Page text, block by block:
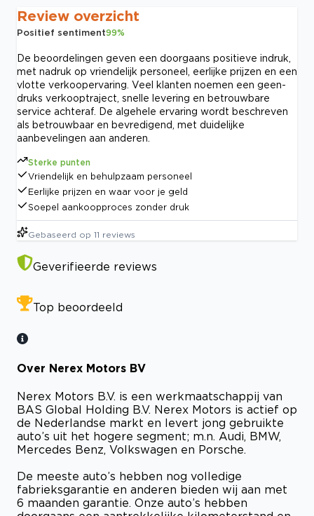
Review overzicht
Positief sentiment99%
De beoordelingen geven een doorgaans positieve indruk,
met nadruk op vriendelijk personeel, eerlijke prijzen en een
vlotte verkoopervaring. Veel klanten noemen een geen-
druks verkooptraject, snelle levering en betrouwbare
service achteraf. De algehele ervaring wordt beschreven
als betrouwbaar en bevredigend, met duidelijke
aanbevelingen aan anderen.
Sterke punten
Vriendelijk en behulpzaam personeel
Eerlijke prijzen en waar voor je geld
Soepel aankoopproces zonder druk
Gebaseerd op 11 reviews
Geverifieerde reviews
Top beoordeeld
Over Nerex Motors BV
Nerex Motors B.V. is een werkmaatschappij van
BAS Global Holding B.V. Nerex Motors is actief op
de Nederlandse markt en levert jong gebruikte
auto’s uit het hogere segment; m.n. Audi, BMW,
Mercedes Benz, Volkswagen en Porsche.
De meeste auto’s hebben nog volledige
fabrieksgarantie en anderen bieden wij aan met
6 maanden garantie. Onze auto’s hebben